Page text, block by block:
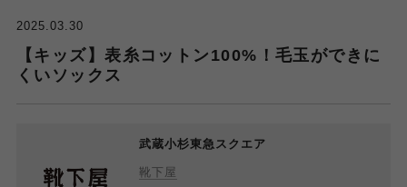
2025.03.30
【キッズ】表糸コットン100%！毛玉ができに
くいソックス
武蔵小杉東急スクエア
靴下屋